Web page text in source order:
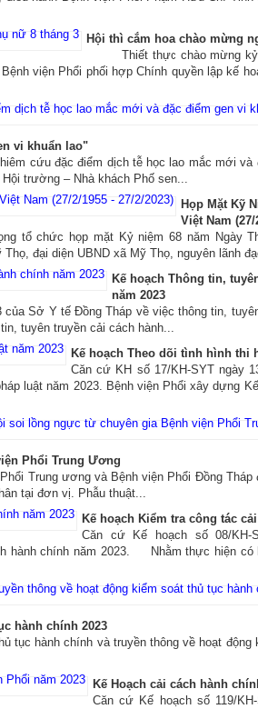
Hội thì cắm hoa chào mừng
Thiết thực chào mừng kỷ
viện Phổi phối hợp Chính quyền lập kế
vi khuẩn lao"
cứu đặc điểm dịch tễ học lao mắc mới
trường – Nhà khách Phố sen...
Họp Mặt Kỹ
Việt Nam (27/
tổ chức họp mặt Kỷ niệm 68 năm Ngày
đại diện UBND xã Mỹ Thọ, nguyên lãnh
Kế hoạch Thông tin,
năm 2023
Sở Y tế Đồng Tháp về việc thông tin,
tuyên truyền cải cách hành...
Kế hoạch Theo dõi tình hình thi
Căn cứ KH số 17/KH-SYT ngày
luật năm 2023. Bệnh viện Phổi xây dựng
Phổi Trung Ương
Trung ương và Bệnh viện Phổi Đồng Tháp
tại đơn vị. Phẫu thuật...
Kế hoạch Kiểm tra công tác
Căn cứ Kế hoạch số 08/KH-
hành chính năm 2023. Nhằm thực hiện có
hành chính 2023
tục hành chính và truyền thông về hoạt
Kế Hoạch cải cách hành
Căn cứ Kế hoạch số 119/